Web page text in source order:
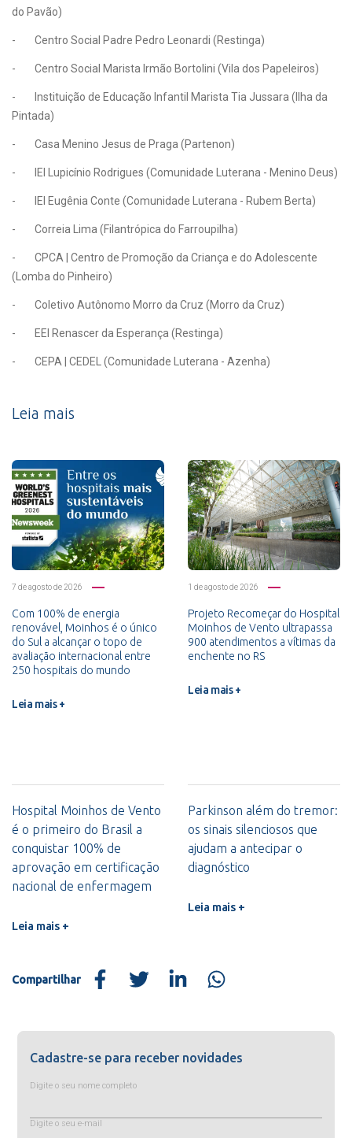
do Pavão)
- Centro Social Padre Pedro Leonardi (Restinga)
- Centro Social Marista Irmão Bortolini (Vila dos Papeleiros)
- Instituição de Educação Infantil Marista Tia Jussara (Ilha da
Pintada)
- Casa Menino Jesus de Praga (Partenon)
- IEI Lupicínio Rodrigues (Comunidade Luterana - Menino Deus)
- IEI Eugênia Conte (Comunidade Luterana - Rubem Berta)
- Correia Lima (Filantrópica do Farroupilha)
- CPCA | Centro de Promoção da Criança e do Adolescente
(Lomba do Pinheiro)
- Coletivo Autônomo Morro da Cruz (Morro da Cruz)
- EEI Renascer da Esperança (Restinga)
- CEPA | CEDEL (Comunidade Luterana - Azenha)
Leia mais
7 de agosto de 2026
Com 100% de energia
renovável, Moinhos é o único
do Sul a alcançar o topo de
avaliação internacional entre
250 hospitais do mundo
Leia mais +
1 de agosto de 2026
Projeto Recomeçar do Hospital
Moinhos de Vento ultrapassa
900 atendimentos a vítimas da
enchente no RS
Leia mais +
Hospital Moinhos de Vento
é o primeiro do Brasil a
conquistar 100% de
aprovação em certificação
nacional de enfermagem
Leia mais +
Parkinson além do tremor:
os sinais silenciosos que
ajudam a antecipar o
diagnóstico
Leia mais +
Compartilhar
Cadastre-se para receber novidades
Digite o seu nome completo
Digite o seu e-mail